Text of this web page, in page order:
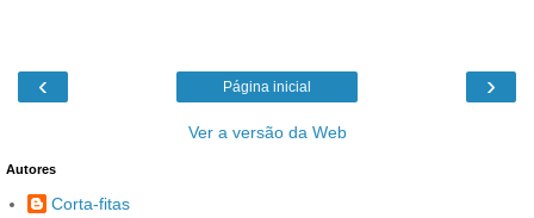
‹ ›
Página inicial
Ver a versão da Web
Autores
Corta-fitas